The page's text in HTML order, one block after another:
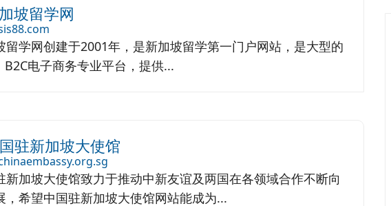
坡留学网
留学网创建于2001年，是新加坡留学第一门户网站，是大型的
B2C电子商务专业平台，提供...
驻新加坡大使馆
新加坡大使馆致力于推动中新友谊及两国在各领域合作不断向
，希望中国驻新加坡大使馆网站能成为...